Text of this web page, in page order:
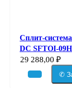
Сплит-
DC SFTOI-
29 288,00 ₽
✆